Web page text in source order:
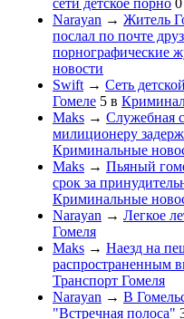
Narayan → Житель
послал по почте
порнографические
новости
Swift → Сеть
Гомеле 5 в
Maks → Служебная
милиционеру
Криминальные
Maks → Пьяный
срок за
Криминальные
Narayan → Легкое
Гомеля
Maks → Наезд на
распространенным
Транспорт Гомеля
Narayan → В
"Встречная полоса"